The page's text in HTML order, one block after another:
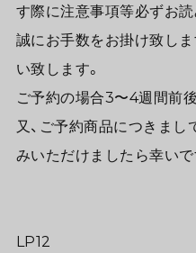
す際に注意事項等必ずお
誠にお手数をお掛け致し
い致します。
ご予約の場合3〜4週間前
又、ご予約商品につきま
みいただけましたら幸いで
LP12